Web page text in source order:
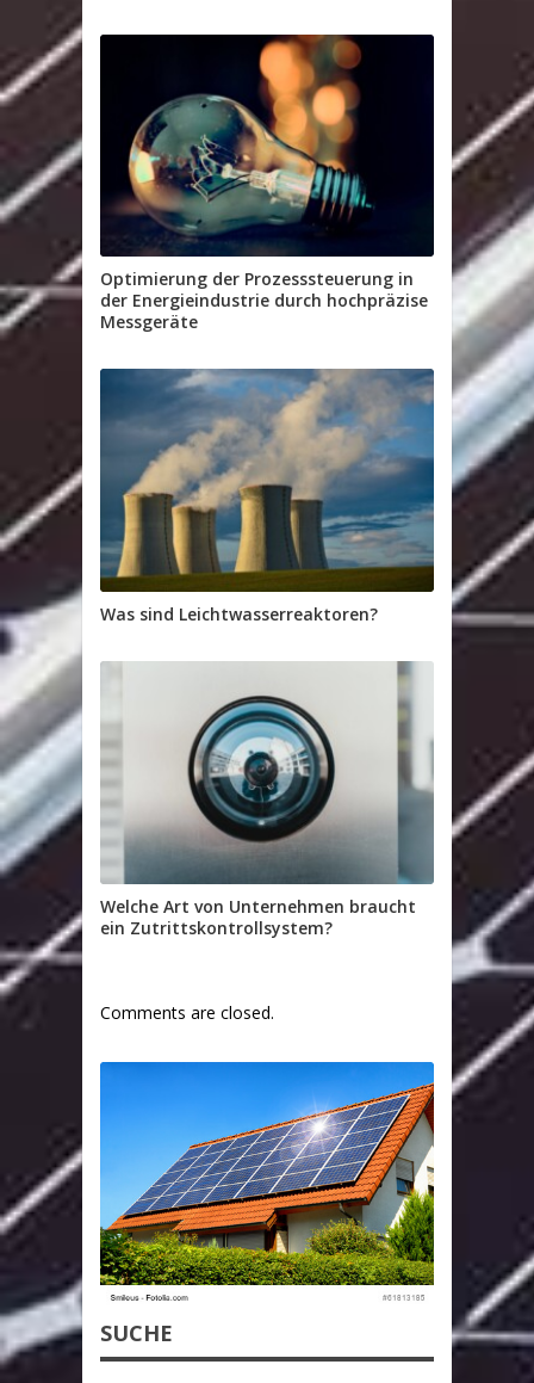
Optimierung der Prozesssteuerung in
der Energieindustrie durch hochpräzise
Messgeräte
Was sind Leichtwasserreaktoren?
Welche Art von Unternehmen braucht
ein Zutrittskontrollsystem?
Comments are closed.
SUCHE